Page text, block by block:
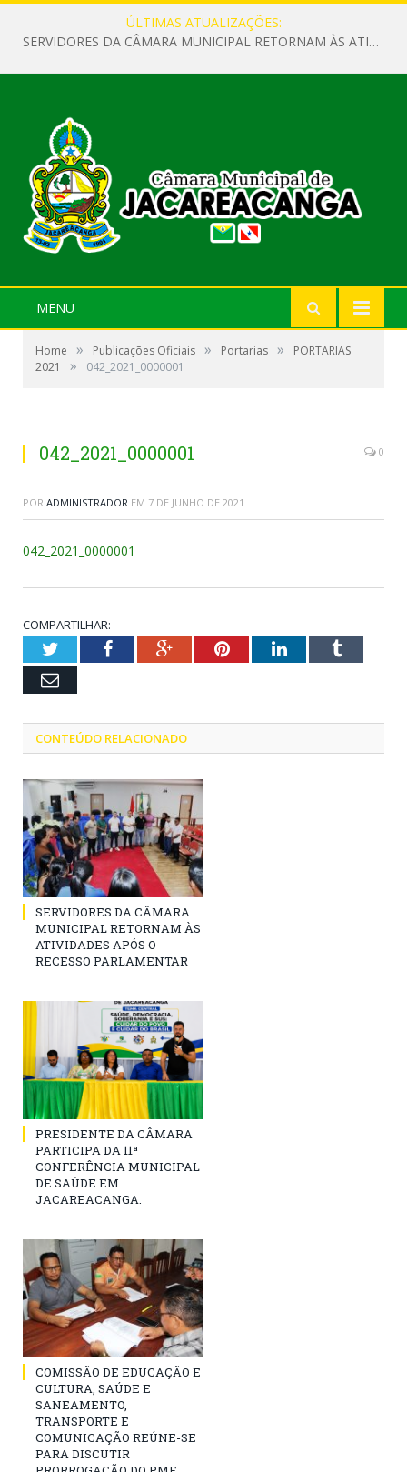
ÚLTIMAS ATUALIZAÇÕES:
SERVIDORES DA CÂMARA MUNICIPAL RETORNAM ÀS ATIVIDADES APÓS O RECESSO PARLAMENTAR
MENU
Home » Publicações Oficiais » Portarias »
PORTARIAS
2021
» 042_2021_0000001
042_2021_0000001 0
POR ADMINISTRADOR EM 7 DE JUNHO DE 2021
042_2021_0000001
COMPARTILHAR:
TwitterFacebookGoogle+PinterestLinkedInTumblr
Email
CONTEÚDO RELACIONADO
SERVIDORES DA CÂMARA
MUNICIPAL RETORNAM ÀS
ATIVIDADES APÓS O
RECESSO PARLAMENTAR
PRESIDENTE DA CÂMARA
PARTICIPA DA 11ª
CONFERÊNCIA MUNICIPAL
DE SAÚDE EM
JACAREACANGA.
COMISSÃO DE EDUCAÇÃO E
CULTURA, SAÚDE E
SANEAMENTO,
TRANSPORTE E
COMUNICAÇÃO REÚNE-SE
PARA DISCUTIR